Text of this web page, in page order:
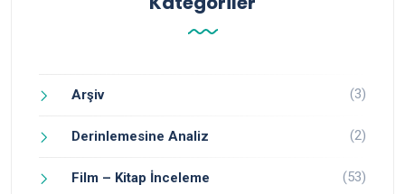
Arşiv (3)
Derinlemesine Analiz (2)
Film – Kitap İnceleme (53)